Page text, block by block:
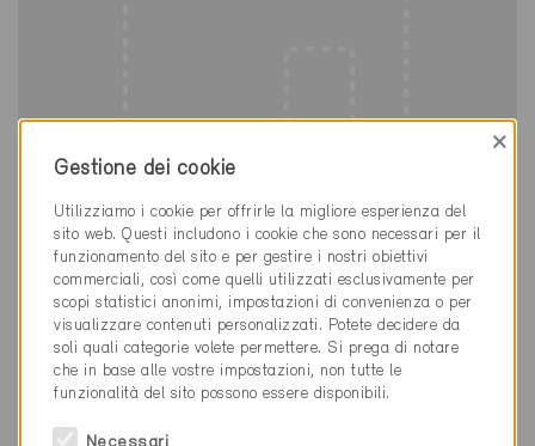
Minergie
Provvisorio
Adliswil 8143
Nuova costruzione, Abitazioni PF /
Amministrazione / Ristoranti
ZH-10694
Gestione dei cookie
×
Utilizziamo i cookie per offrirle la migliore esperienza del
sito web. Questi includono i cookie che sono necessari per il
funzionamento del sito e per gestire i nostri obiettivi
commerciali, così come quelli utilizzati esclusivamente per
scopi statistici anonimi, impostazioni di convenienza o per
visualizzare contenuti personalizzati. Potete decidere da
soli quali categorie volete permettere. Si prega di notare
che in base alle vostre impostazioni, non tutte le
funzionalità del sito possono essere disponibili.